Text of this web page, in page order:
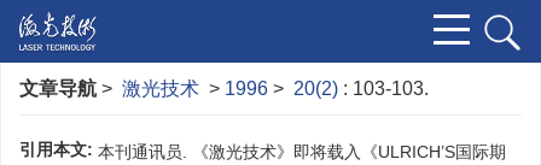
文章导航 > 激光技术 > 1996 > 20(2) : 103-103.
引用本文: 本刊通讯员. 《激光技术》即将载入《ULRICH’S国际期